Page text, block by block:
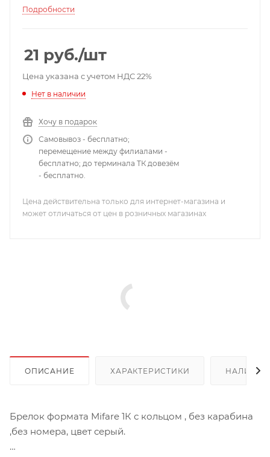
Подробности
21 руб./шт
Цена указана с учетом НДС 22%
Нет в наличии
Хочу в подарок
Самовывоз - бесплатно;
перемещение между филиалами -
бесплатно; до терминала ТК довезём
- бесплатно.
Цена действительна только для интернет-магазина и
может отличаться от цен в розничных магазинах
ОПИСАНИЕ ХАРАКТЕРИСТИКИ НАЛИЧИЕ
Брелок формата Mifare 1К с кольцом , без карабина
,без номера, цвет серый.